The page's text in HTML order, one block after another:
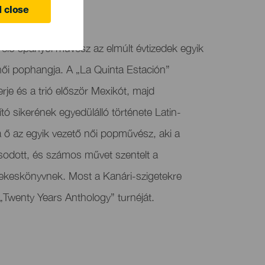
close
spanyol művész az elmúlt évtizedek egyik
pophangja. A „La Quinta Estación”
és a trió először Mexikót, majd
sikerének egyedülálló története Latin-
az egyik vezető női popművész, aki a
és számos művet szentelt a
Most a Kanári-szigetekre
Years Anthology” turnéját.